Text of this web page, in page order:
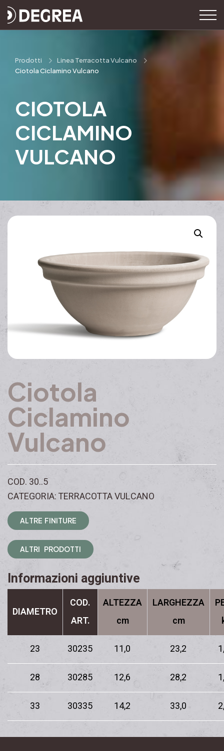
Prodotti
Linea Terracotta Vulcano
Ciotola Ciclamino Vulcano
CIOTOLA
CICLAMINO
VULCANO
Ciotola
Ciclamino
Vulcano
COD. 30..5
CATEGORIA: TERRACOTTA VULCANO
ALTRE FINITURE
ALTRI PRODOTTI
Informazioni aggiuntive
DIAMETRO
COD.
ART.
ALTEZZA
cm
LARGHEZZA
cm
23 30235 11,0 23,2
28 30285 12,6 28,2
33 30335 14,2 33,0